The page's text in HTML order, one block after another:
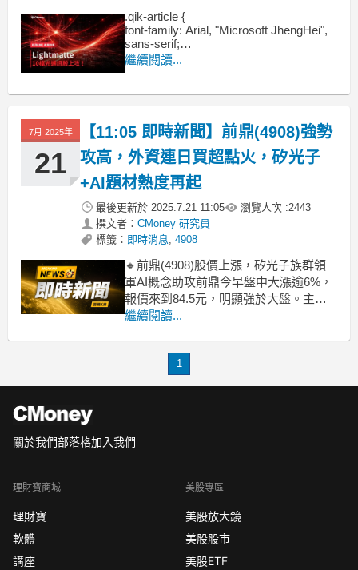
.qik-article {
font-family: Arial, "Microsoft JhengHei",
sans-serif;
line-height: 1.8;
.qik-article img {
繼續閱讀...
7月 2025年
21
【11:05 即時新聞】前鼎(4908)強勢
攻高，外資連日買超點火，矽光子
+AI題材熱度再起
最後更新於 2025.7.21 11:05 瀏覽人次 :2443
撰文者： CMoney 研究員
標籤： 即時消息, 4908
🔸前鼎(4908)股價上漲，矽光子族群領
軍AI概念助攻前鼎今早盤中大漲逾6%，
報價來到84.5元，明顯強於大盤。主因
波若威除息秒填息帶動矽光子族群全面
達新一代CPO平臺將帶動供應鏈訂單，
繼續閱讀...
1
關於我們部落格加入我們
理財寶商城
理財寶
軟體
講座
美股專區
美股放大鏡
美股股市
美股ETF